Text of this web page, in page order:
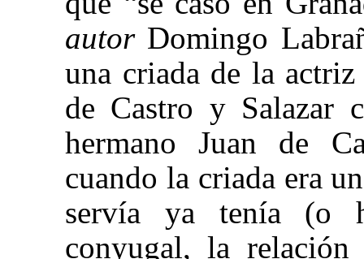
autor Domingo
una criada de la
de Castro y Salazar
hermano Juan de
cuando la criada era
servía ya tenía (o
conyugal, la